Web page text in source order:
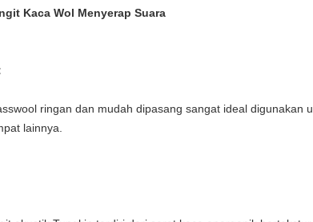
Kaca Wol Menyerap Suara
ringan dan mudah dipasang sangat ideal digunakan
lainnya.